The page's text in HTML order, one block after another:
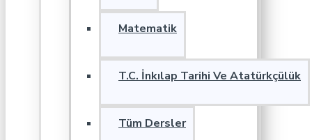
Matematik
T.C. İnkılap Tarihi Ve Atatürkçülük
Tüm Dersler